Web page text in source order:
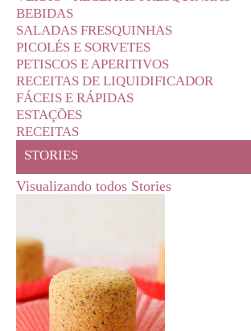
BEBIDAS
SALADAS FRESQUINHAS
PICOLÉS E SORVETES
PETISCOS E APERITIVOS
RECEITAS DE LIQUIDIFICADOR
FÁCEIS E RÁPIDAS
ESTAÇÕES
RECEITAS
STORIES
Visualizando todos Stories